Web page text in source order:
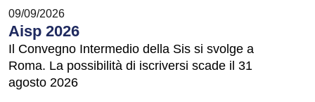
09/09/2026
Aisp 2026
Il Convegno Intermedio della Sis si svolge a
Roma. La possibilità di iscriversi scade il 31
agosto 2026